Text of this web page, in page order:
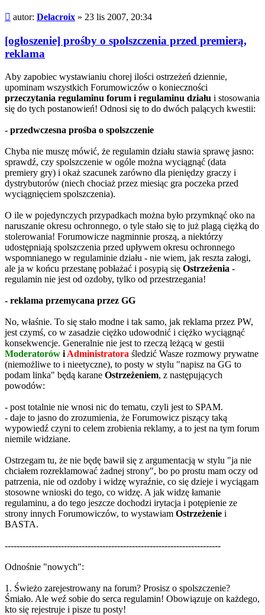
Post
autor: Delacroix » 23 lis 2007, 20:34
[ogłoszenie] prośby o spolszczenia przed premierą,
reklama
Aby zapobiec wystawianiu chorej ilości ostrzeżeń dziennie,
upominam wszystkich Forumowiczów o konieczności
przeczytania regulaminu forum i regulaminu działu i stosowania
się do tych postanowień! Odnosi się to do dwóch palących kwestii:
- przedwczesna prośba o spolszczenie
Chyba nie muszę mówić, że regulamin działu stawia sprawę jasno:
sprawdź, czy spolszczenie w ogóle można wyciągnąć (data
premiery gry) i okaż szacunek zarówno dla pieniędzy graczy i
dystrybutorów (niech chociaż przez miesiąc gra poczeka przed
wyciągnięciem spolszczenia).
O ile w pojedynczych przypadkach można było przymknąć oko na
naruszanie okresu ochronnego, o tyle stało się to już plagą ciężką do
stolerowania! Forumowicze nagminnie proszą, a niektórzy
udostępniają spolszczenia przed upływem okresu ochronnego
wspomnianego w regulaminie działu - nie wiem, jak reszta załogi,
ale ja w końcu przestanę pobłażać i posypią się Ostrzeżenia -
regulamin nie jest od ozdoby, tylko od przestrzegania!
- reklama przemycana przez GG
No, właśnie. To się stało modne i tak samo, jak reklama przez PW,
jest czymś, co w zasadzie ciężko udowodnić i ciężko wyciągnąć
konsekwencje. Generalnie nie jest to rzeczą leżącą w gestii
Moderatorów i Administratora śledzić Wasze rozmowy prywatne
(niemożliwe to i nieetyczne), to posty w stylu "napisz na GG to
podam linka" będą karane Ostrzeżeniem, z następujących
powodów:
- post totalnie nie wnosi nic do tematu, czyli jest to SPAM.
- daje to jasno do zrozumienia, że Forumowicz piszący taką
wypowiedź czyni to celem zrobienia reklamy, a to jest na tym forum
niemile widziane.
Ostrzegam tu, że nie będę bawił się z argumentacją w stylu "ja nie
chciałem rozreklamować żadnej strony", bo po prostu mam oczy od
patrzenia, nie od ozdoby i widzę wyraźnie, co się dzieje i wyciągam
stosowne wnioski do tego, co widzę. A jak widzę łamanie
regulaminu, a do tego jeszcze dochodzi irytacja i potępienie ze
strony innych Forumowiczów, to wystawiam Ostrzeżenie i
BASTA.
-------------------------------------------------------------------------
Odnośnie "nowych":
1. Świeżo zarejestrowany na forum? Prosisz o spolszczenie?
Śmiało. Ale weź sobie do serca regulamin! Obowiązuje on każdego,
kto się rejestruje i pisze tu posty!